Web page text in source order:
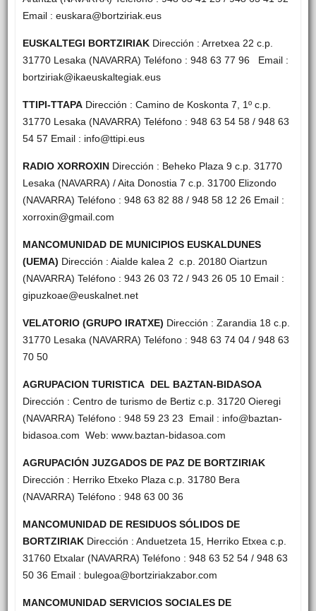
Email : euskara@bortziriak.eus
EUSKALTEGI BORTZIRIAKDirección : Arretxea 22 c.p.
31770 Lesaka (NAVARRA) Teléfono : 948 63 77 96 Email :
bortziriak@ikaeuskaltegiak.eus
TTIPI-TTAPADirección : Camino de Koskonta 7, 1º c.p.
31770 Lesaka (NAVARRA) Teléfono : 948 63 54 58 / 948 63
54 57 Email : info@ttipi.eus
RADIO XORROXINDirección : Beheko Plaza 9 c.p. 31770
Lesaka (NAVARRA) / Aita Donostia 7 c.p. 31700 Elizondo
(NAVARRA) Teléfono : 948 63 82 88 / 948 58 12 26 Email :
xorroxin@gmail.com
MANCOMUNIDAD DE MUNICIPIOS EUSKALDUNES
(UEMA) Dirección : Aialde kalea 2 c.p. 20180 Oiartzun
(NAVARRA) Teléfono : 943 26 03 72 / 943 26 05 10 Email :
gipuzkoae@euskalnet.net
VELATORIO (GRUPO IRATXE) Dirección : Zarandia 18 c.p.
31770 Lesaka (NAVARRA) Teléfono : 948 63 74 04 / 948 63
70 50
AGRUPACION TURISTICA DEL BAZTAN-BIDASOA
Dirección : Centro de turismo de Bertiz c.p. 31720 Oieregi
(NAVARRA) Teléfono : 948 59 23 23 Email : info@baztan-
bidasoa.com Web: www.baztan-bidasoa.com
AGRUPACIÓN JUZGADOS DE PAZ DE BORTZIRIAK
Dirección : Herriko Etxeko Plaza c.p. 31780 Bera
(NAVARRA) Teléfono : 948 63 00 36
MANCOMUNIDAD DE RESIDUOS SÓLIDOS DE
BORTZIRIAKDirección : Anduetzeta 15, Herriko Etxea c.p.
31760 Etxalar (NAVARRA) Teléfono : 948 63 52 54 / 948 63
50 36 Email : bulegoa@bortziriakzabor.com
MANCOMUNIDAD SERVICIOS SOCIALES DE